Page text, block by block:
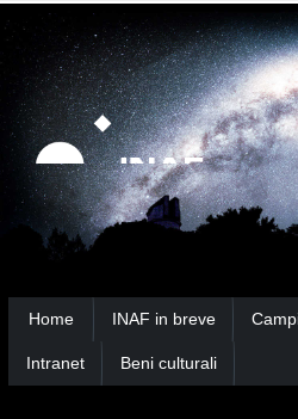
Strumenti
personali
Salta
contenuti.
|
Salta
alla
navigazione
Ricerca
avanzata…
Home INAF in breve
Intranet Beni culturali